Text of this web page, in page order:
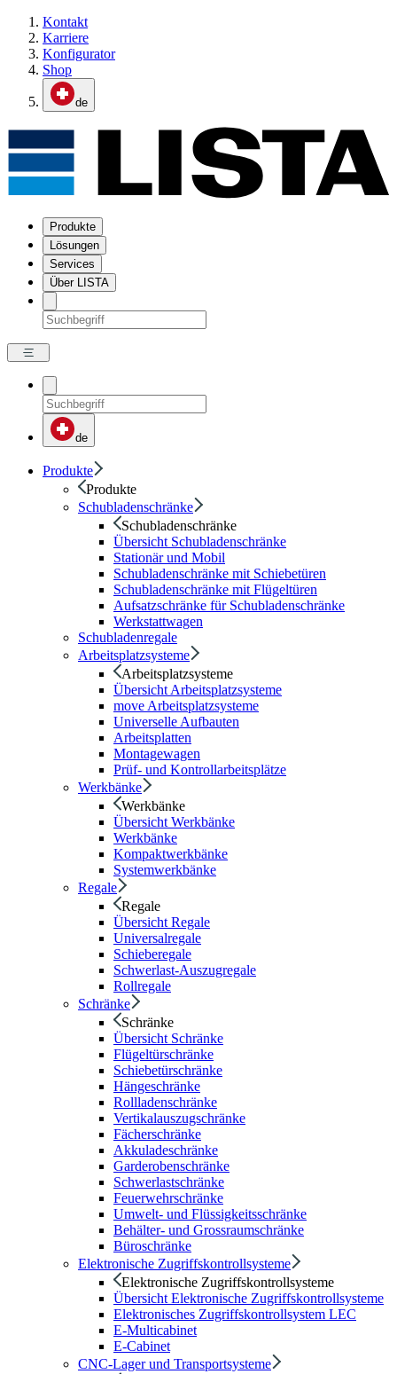
Kontakt
Karriere
Konfigurator
Shop
de
Produkte
Lösungen
Services
Über LISTA
de
Produkte
Produkte
Schubladenschränke
Schubladenschränke
Übersicht Schubladenschränke
Stationär und Mobil
Schubladenschränke mit Schiebetüren
Schubladenschränke mit Flügeltüren
Aufsatzschränke für Schubladenschränke
Werkstattwagen
Schubladenregale
Arbeitsplatzsysteme
Arbeitsplatzsysteme
Übersicht Arbeitsplatzsysteme
move Arbeitsplatzsysteme
Universelle Aufbauten
Arbeitsplatten
Montagewagen
Prüf- und Kontrollarbeitsplätze
Werkbänke
Werkbänke
Übersicht Werkbänke
Werkbänke
Kompaktwerkbänke
Systemwerkbänke
Regale
Regale
Übersicht Regale
Universalregale
Schieberegale
Schwerlast-Auszugregale
Rollregale
Schränke
Schränke
Übersicht Schränke
Flügeltürschränke
Schiebetürschränke
Hängeschränke
Rollladenschränke
Vertikalauszugschränke
Fächerschränke
Akkuladeschränke
Garderobenschränke
Schwerlastschränke
Feuerwehrschränke
Umwelt- und Flüssigkeitsschränke
Behälter- und Grossraumschränke
Büroschränke
Elektronische Zugriffskontrollsysteme
Elektronische Zugriffskontrollsysteme
Übersicht Elektronische Zugriffskontrollsysteme
Elektronisches Zugriffskontrollsystem LEC
E-Multicabinet
E-Cabinet
CNC-Lager und Transportsysteme